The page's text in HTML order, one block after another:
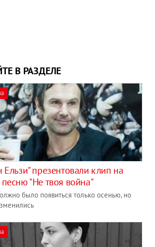
В РАЗДЕЛЕ
Ельзи" презентовали клип на
"Не твоя война"
было появиться только осенью, но